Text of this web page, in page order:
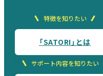
り
特徴を知りたい
「SATORI」とは
サポート内容を知りたい